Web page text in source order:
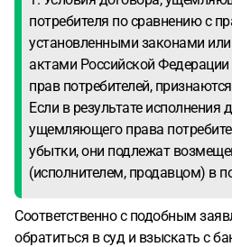
потребителя по сравнению с
установленными законами
актами Российской
прав потребителей,
Если в результате исполнения
ущемляющего права
убытки, они подлежат
(исполнителем, продавцом) в
Соответственно с подобным
обратиться в суд и взыскать с